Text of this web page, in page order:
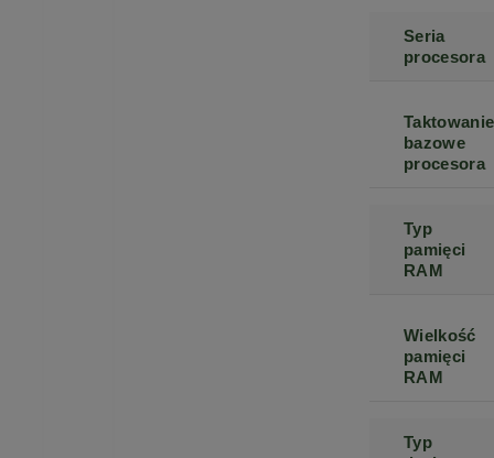
Seria
procesora
Taktowanie
bazowe
procesora
Typ
pamięci
RAM
Wielkość
pamięci
RAM
Typ